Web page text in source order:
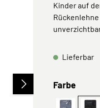
Kinder auf
Lieferbar
Farbe